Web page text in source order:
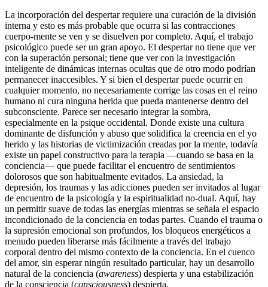
La incorporación del despertar requiere una curación de la división
interna y esto es más probable que ocurra si las contracciones
cuerpo-mente se ven y se disuelven por completo. Aquí, el trabajo
psicológico puede ser un gran apoyo. El despertar no tiene que ver
con la superación personal; tiene que ver con la investigación
inteligente de dinámicas internas ocultas que de otro modo podrían
permanecer inaccesibles. Y si bien el despertar puede ocurrir en
cualquier momento, no necesariamente corrige las cosas en el reino
humano ni cura ninguna herida que pueda mantenerse dentro del
subconsciente. Parece ser necesario integrar la sombra,
especialmente en la psique occidental. Donde existe una cultura
dominante de disfunción y abuso que solidifica la creencia en el yo
herido y las historias de victimización creadas por la mente, todavía
existe un papel constructivo para la terapia ―cuando se basa en la
conciencia― que puede facilitar el encuentro de sentimientos
dolorosos que son habitualmente evitados. La ansiedad, la
depresión, los traumas y las adicciones pueden ser invitados al lugar
de encuentro de la psicología y la espiritualidad no-dual. Aquí, hay
un permitir suave de todas las energías mientras se señala el espacio
incondicionado de la conciencia en todas partes. Cuando el trauma o
la supresión emocional son profundos, los bloqueos energéticos a
menudo pueden liberarse más fácilmente a través del trabajo
corporal dentro del mismo contexto de la conciencia. En el cuenco
del amor, sin esperar ningún resultado particular, hay un desarrollo
natural de la conciencia (awareness) despierta y una estabilización
de la consciencia (consciousness) despierta.